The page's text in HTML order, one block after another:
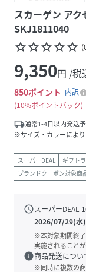
スカーゲン ア
SKJ1811040
star_borderstar_borderstar_borderstar_borderstar_border (
9,350円 /税
850ポイント 内訳
10%ポイントバック
local_shipping通常1-4日以内発送
※サイズ・カラーにより
スーパーDEAL
ギフト
ブランドクーポン対象商
scheduleスーパーDEAL
2026/07/29(水
※本対象期間終
実施されることが
info商品発送につい
※同時に複数の